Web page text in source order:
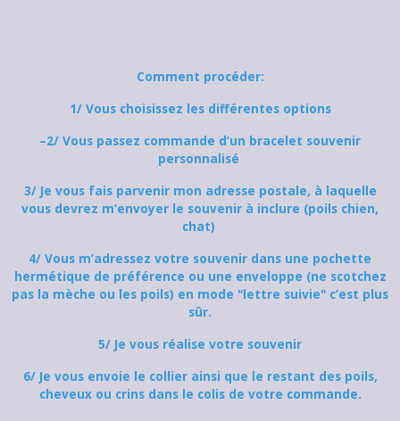
Comment procéder:
1/ Vous choisissez les différentes options
–2/ Vous passez commande d’un bracelet souvenir
personnalisé
3/ Je vous fais parvenir mon adresse postale, à laquelle
vous devrez m’envoyer le souvenir à inclure (poils chien,
chat)
4/ Vous m’adressez votre souvenir dans une pochette
hermétique de préférence ou une enveloppe (ne scotchez
pas la mèche ou les poils) en mode "lettre suivie" c’est plus
sûr.
5/ Je vous réalise votre souvenir
6/ Je vous envoie le collier ainsi que le restant des poils,
cheveux ou crins dans le colis de votre commande.